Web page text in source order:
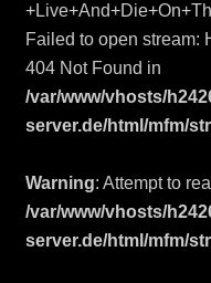
Failed to open stream:
404 Not Found in
/var/www/vhosts/
server.de/html/mfm/
Warning: Attempt to
/var/www/vhosts/
server.de/html/mfm/